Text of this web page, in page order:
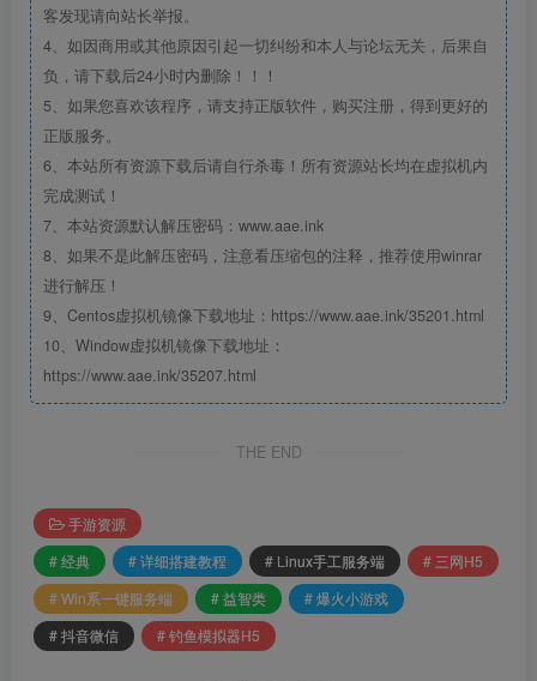
客发现请向站长举报。
4、如因商用或其他原因引起一切纠纷和本人与论坛无关，后果自
负，请下载后24小时内删除！！！
5、如果您喜欢该程序，请支持正版软件，购买注册，得到更好的
正版服务。
6、本站所有资源下载后请自行杀毒！所有资源站长均在虚拟机内
完成测试！
7、本站资源默认解压密码：www.aae.ink
8、如果不是此解压密码，注意看压缩包的注释，推荐使用winrar
进行解压！
9、Centos虚拟机镜像下载地址：https://www.aae.ink/35201.html
10、Window虚拟机镜像下载地址：
https://www.aae.ink/35207.html
THE END
手游资源
# 经典
# 详细搭建教程 # Linux手工服务端
# 三网H5
# Win系一键服务端
# 益智类
# 爆火小游戏
# 抖音微信
# 钓鱼模拟器H5